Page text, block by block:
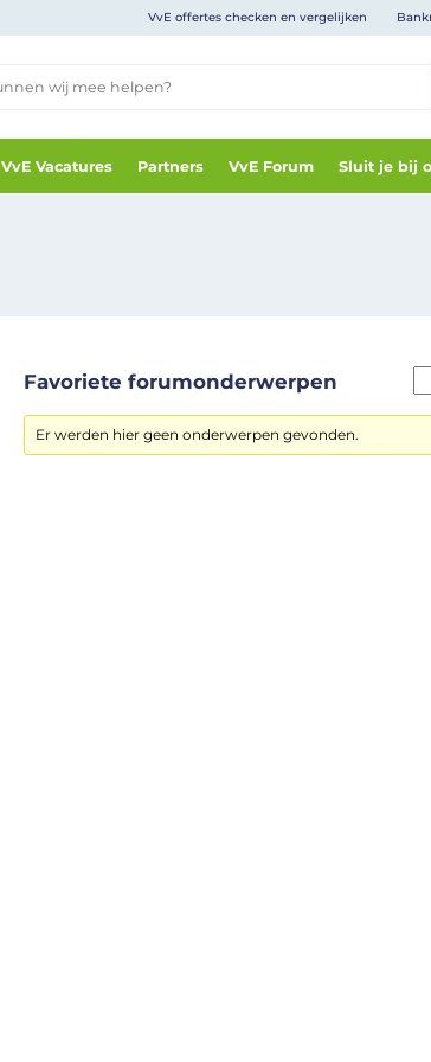
VvE offertes checken en vergelijken
VvE Vacatures Partners VvE Forum Sluit je bij
Favoriete forumonderwerpen
Er werden hier geen onderwerpen gevonden.